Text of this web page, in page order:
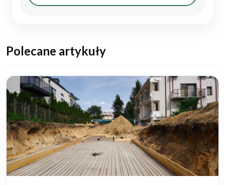
Polecane artykuły